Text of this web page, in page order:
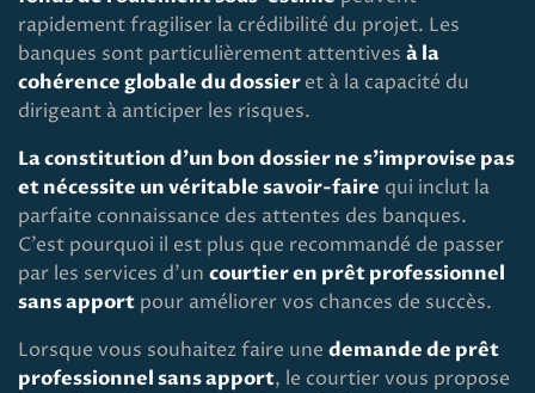
rapidement fragiliser la crédibilité du projet. Les
banques sont particulièrement attentives à la
cohérence globale du dossieret à la capacité du
dirigeant à anticiper les risques.
La constitution d’un bon dossier ne s’improvise pas
et nécessite un véritable savoir-faire qui inclut la
parfaite connaissance des attentes des banques.
C’est pourquoi il est plus que recommandé de passer
par les services d’un courtier en prêt professionnel
sans apport pour améliorer vos chances de succès.
Lorsque vous souhaitez faire une demande de prêt
professionnel sans apport, le courtier vous propose